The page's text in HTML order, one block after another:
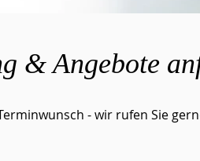
& Angebote
- wir rufen Sie